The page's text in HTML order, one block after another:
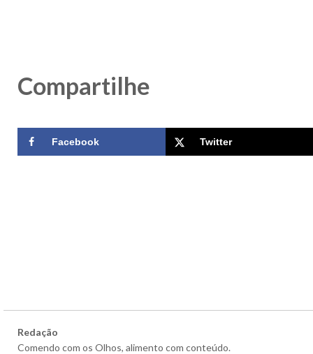
Compartilhe
Facebook Twitter
Redação
Comendo com os Olhos, alimento com conteúdo.